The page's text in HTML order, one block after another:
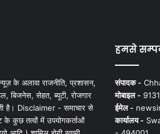
के अलावा राजनीति, प्रशासन,
बिजनेस, सेहत, ब्यूटी, रोजगार
है। Disclaimer - समाचार से
के कुछ तत्वों में उपयोगकर्ताओं
हमसे
संपादक -
मोबाइल -
ईमेल -
कार्यालय -